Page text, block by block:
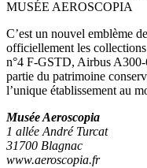
MUSÉE AEROSCOPIA
C’est un nouvel emblème
officiellement les
n°4 F-GSTD, Airbus A300-
partie du patrimoine
l’unique établissement au
Musée Aeroscopia
1 allée André Turcat
31700 Blagnac
www.aeroscopia.fr